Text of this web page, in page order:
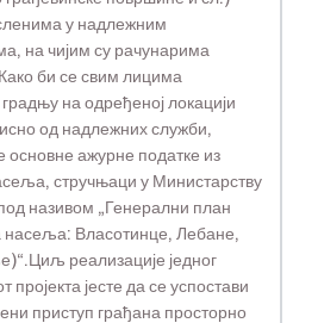
у надлежним
на чијим су рачунарима
би се свим лицима
на одређеној локацији
од надлежних служби,
основне ажурне податке из
стручњаци у Министарству
називом „Генерални план
насеља: Власотинце, Лебане,
реализације једног
пројекта јесте да се успостави
приступ грађана просторно